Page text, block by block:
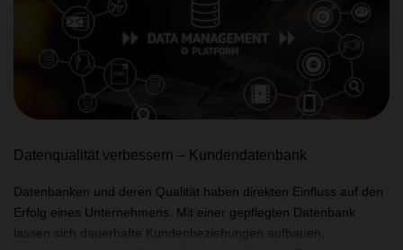
eine der beiden Strategien oder eher eine Mischung aus den
beiden umsetzen sollte. In diesem Artikel werden wir beide
Techniken näher betrachten und analysieren, was der geeignetste
Ansatz ist, um eine gewinnbringende Marketingstrategie zu
Datenqualität verbessern – Kundendatenbank
Datenbanken und deren Qualität haben direkten Einfluss auf den
Erfolg eines Unternehmens. Mit einer gepflegten Datenbank
lassen sich dauerhafte Kundenbeziehungen aufbauen,